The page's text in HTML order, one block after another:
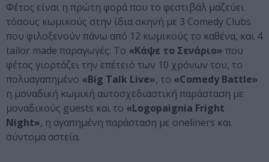
Φέτος είναι η πρώτη φορά που το φεστιβάλ μαζεύει
τόσους κωμικούς στην ίδια σκηνή με 3 Comedy Clubs
που φιλοξενούν πάνω από 12 κωμικούς το καθένα, και 4
tailor made παραγωγές: To «Κάψε το Σενάριο» που
φέτος γιορτάζει την επέτειό των 10 χρόνων του, το
πολυαγαπημένο «Big Talk Live», το «Comedy Battle»
η μοναδική κωμική αυτοσχεδιαστική παράσταση με
μοναδικούς guests και το «Logopaignia Fright
Night», η αγαπημένη παράσταση με oneliners και
σύντομα αστεία.